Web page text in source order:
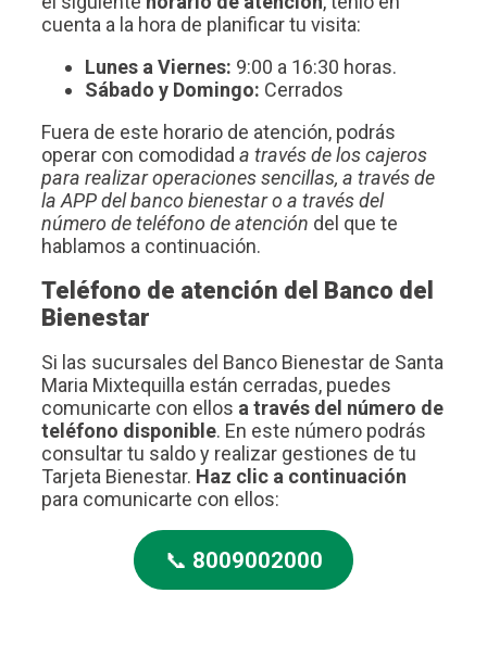
cuenta a la hora de planificar tu visita:
Lunes a Viernes: 9:00 a 16:30 horas.
Sábado y Domingo: Cerrados
Fuera de este horario de atención, podrás
operar con comodidad a través de los cajeros
para realizar operaciones sencillas, a través de
la APP del banco bienestar o a través del
número de teléfono de atención del que te
hablamos a continuación.
Teléfono de atención del Banco del
Bienestar
Si las sucursales del Banco Bienestar de Santa
Maria Mixtequilla están cerradas, puedes
comunicarte con ellos a través del número de
teléfono disponible. En este número podrás
consultar tu saldo y realizar gestiones de tu
Tarjeta Bienestar. Haz clic a continuación
para comunicarte con ellos:
📞 8009002000